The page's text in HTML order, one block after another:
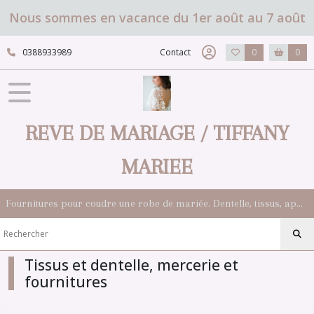
Nous sommes en vacance du 1er août au 7 août
0388933989 Contact 0 0
REVE DE MARIAGE / TIFFANY
MARIEE
Fournitures pour coudre une robe de mariée. Dentelle, tissus, appliqués, galons, boutons. Robes et accessoires pour la mariée.
Tissus et dentelle, mercerie et
fournitures
Fermer
FILTRES
Tous
les
Tissus
et
pour
robe
de
mariée,
guipures